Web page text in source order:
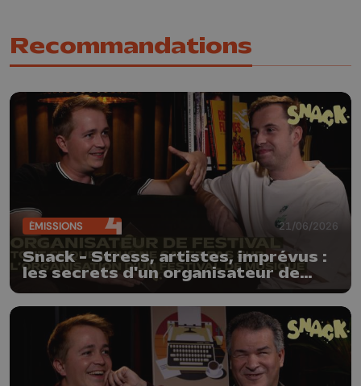
Recommandations
ÉMISSIONS 21/06/2026
Snack - Stress, artistes, imprévus :
les secrets d'un organisateur de
festival électro